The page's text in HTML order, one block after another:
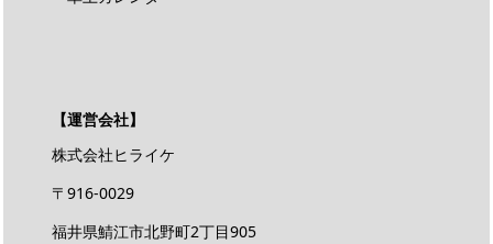
【運営会社】
株式会社ヒライケ
〒916-0029
福井県鯖江市北野町2丁目905